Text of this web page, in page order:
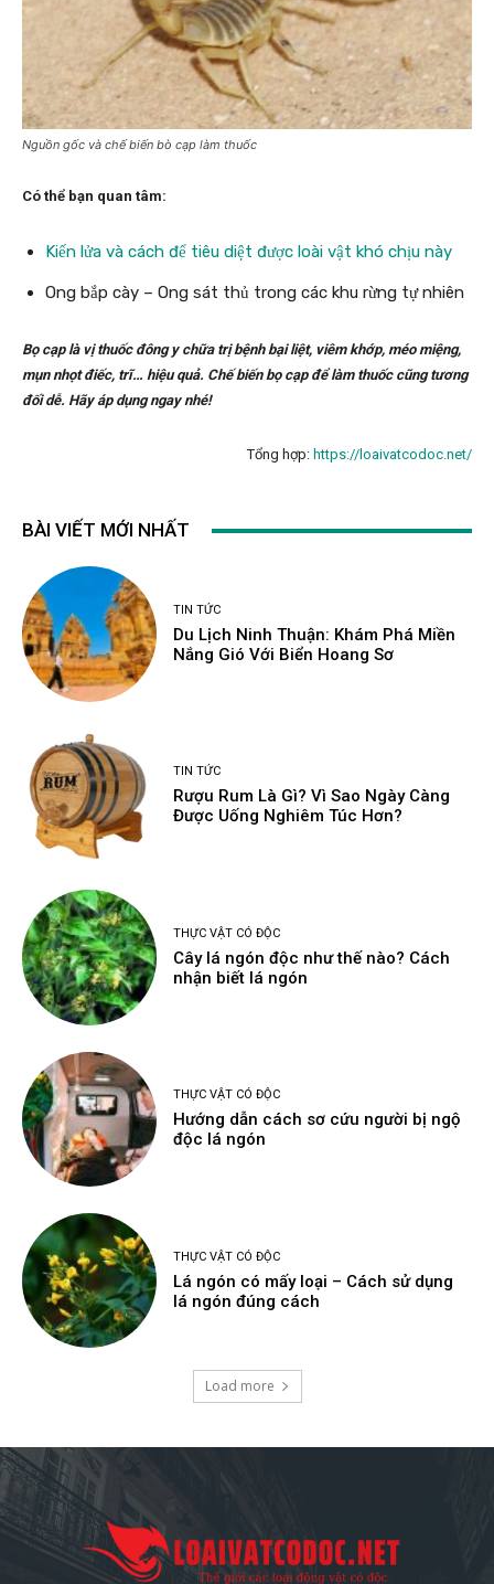
Nguồn gốc và chế biến bò cạp làm thuốc
Có thể bạn quan tâm:
Kiến lửa và cách để tiêu diệt được loài vật khó chịu này
Ong bắp cày – Ong sát thủ trong các khu rừng tự nhiên
Bọ cạp là vị thuốc đông y chữa trị bệnh bại liệt, viêm khớp, méo miệng,
mụn nhọt điếc, trĩ… hiệu quả. Chế biến bọ cạp để làm thuốc cũng tương
đối dễ. Hãy áp dụng ngay nhé!
Tổng hợp: https://loaivatcodoc.net/
BÀI VIẾT MỚI NHẤT
TIN TỨC
Du Lịch Ninh Thuận: Khám Phá Miền
Nắng Gió Với Biển Hoang Sơ
TIN TỨC
Rượu Rum Là Gì? Vì Sao Ngày Càng
Được Uống Nghiêm Túc Hơn?
THỰC VẬT CÓ ĐỘC
Cây lá ngón độc như thế nào? Cách
nhận biết lá ngón
THỰC VẬT CÓ ĐỘC
Hướng dẫn cách sơ cứu người bị ngộ
độc lá ngón
THỰC VẬT CÓ ĐỘC
Lá ngón có mấy loại – Cách sử dụng
lá ngón đúng cách
Load more